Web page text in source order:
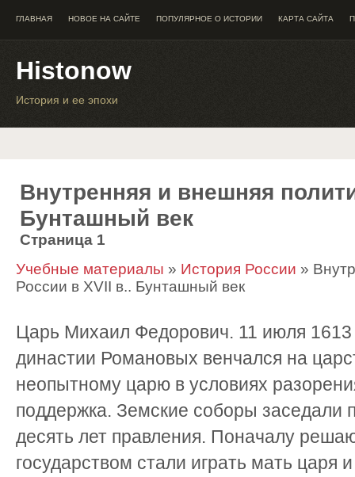
ГЛАВНАЯ НОВОЕ НА САЙТЕ ПОПУЛЯРНОЕ О ИСТОРИИ КАРТА САЙТА
Histonow
История и ее эпохи
Внутренняя и внешняя
Бунташный век
Страница 1
Учебные материалы » История России »
России в XVII в.. Бунташный век
Царь Михаил Федорович. 11 июля 1613
династии Романовых венчался на
неопытному царю в условиях
поддержка. Земские соборы заседали
десять лет правления. Поначалу
государством стали играть мать царя